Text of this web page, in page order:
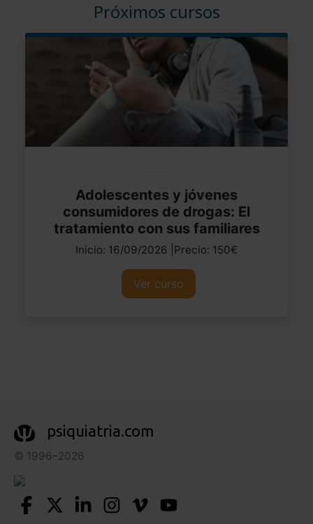
Próximos cursos
Adolescentes y jóvenes
consumidores de drogas: El
tratamiento con sus familiares
Inicio: 16/09/2026 |Precio: 150€
Ver curso
psiquiatria.com
© 1996–2026